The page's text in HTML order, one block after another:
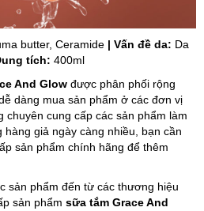
butter, Ceramide | Vấn đề da: Da
tích: 400ml
And Glow được phân phối rộng
dàng mua sản phẩm ở các đơn vị
chuyên cung cấp các sản phẩm làm
giả ngày càng nhiều, bạn cần
sản phẩm chính hãng để thêm
sản phẩm đến từ các thương hiệu
sản phẩm sữa tắm Grace And